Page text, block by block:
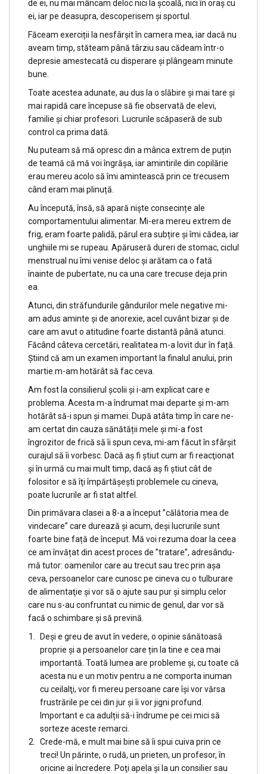
de ei, nu mai mâncam deloc nici la școală, nici în oraș cu
ei, iar pe deasupra, descoperisem și sportul.
Făceam exerciții la nesfârșit în camera mea, iar dacă nu
aveam timp, stăteam până târziu sau cădeam într-o
depresie amestecată cu disperare şi plângeam minute
bune.
Toate acestea adunate, au dus la o slăbire și mai tare și
mai rapidă care începuse să fie observată de elevi,
familie și chiar profesori. Lucrurile scăpaseră de sub
control ca prima dată.
Nu puteam să mă opresc din a mânca extrem de puțin
de teamă că mă voi îngrășa, iar amintirile din copilărie
erau mereu acolo să îmi amintească prin ce trecusem
când eram mai plinuță.
Au începută, însă, să apară niște consecințe ale
comportamentului alimentar. Mi-era mereu extrem de
frig, eram foarte palidă, părul era subțire și îmi cădea, iar
unghiile mi se rupeau. Apăruseră dureri de stomac, ciclul
menstrual nu îmi venise deloc și arătam ca o fată
înainte de pubertate, nu ca una care trecuse deja prin
ea.
Atunci, din străfundurile gândurilor mele negative mi-
am adus aminte și de anorexie, acel cuvânt bizar și de
care am avut o atitudine foarte distantă până atunci.
Făcând câteva cercetări, realitatea m-a lovit dur în față.
Știind că am un examen important la finalul anului, prin
martie m-am hotărât să fac ceva.
Am fost la consilierul școlii și i-am explicat care e
problema. Acesta m-a îndrumat mai departe şi m-am
hotărât să-i spun şi mamei. După atâta timp în care ne-
am certat din cauza sănătății mele şi mi-a fost
îngrozitor de frică să îi spun ceva, mi-am făcut în sfârşit
curajul să îi vorbesc. Dacă aş fi ştiut cum ar fi reacţionat
şi în urmă cu mai mult timp, dacă aş fi ştiut cât de
folositor e să îţi împărtăşeşti problemele cu cineva,
poate lucrurile ar fi stat altfel.
Din primăvara clasei a 8-a a început ”călătoria mea de
vindecare” care durează și acum, deși lucrurile sunt
foarte bine față de început. Mă voi rezuma doar la ceea
ce am învățat din acest proces de ”tratare”, adresându-
mă tutor: oamenilor care au trecut sau trec prin aşa
ceva, persoanelor care cunosc pe cineva cu o tulburare
de alimentaţie și vor să o ajute sau pur şi simplu celor
care nu s-au confruntat cu nimic de genul, dar vor să
facă o schimbare şi să prevină.
Deși e greu de avut în vedere, o opinie sănătoasă
proprie și a persoanelor care țin la tine e cea mai
importantă. Toată lumea are probleme și, cu toate că
acesta nu e un motiv pentru a ne comporta inuman
cu ceilalţi, vor fi mereu persoane care îşi vor vărsa
frustrările pe cei din jur şi îi vor jigni profund.
Important e ca adulții să-i îndrume pe cei mici să
sorteze aceste remarci.
Crede-mă, e mult mai bine să îi spui cuiva prin ce
treci! Un părinte, o rudă, un prieten, un profesor, în
oricine ai încredere. Poţi apela şi la un consilier sau